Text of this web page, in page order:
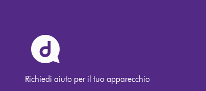
Richiedi aiuto per il tuo apparecchio